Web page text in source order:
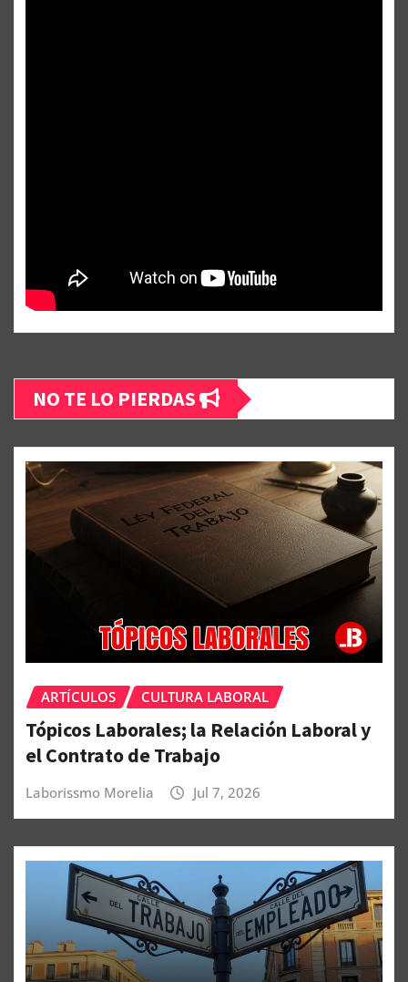
NO TE LO PIERDAS
ARTÍCULOS CULTURA LABORAL
Tópicos Laborales; la Relación Laboral y
el Contrato de Trabajo
Laborissmo Morelia Jul 7, 2026